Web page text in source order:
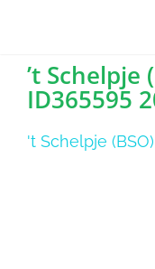
naar
’t Schelpje
ID365595
't Schelpje